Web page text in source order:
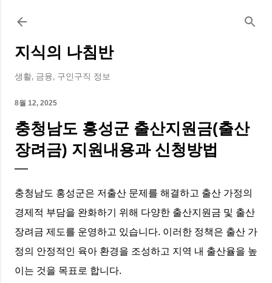
지식의 나침반
생활, 금융, 구인구직 정보
8월 12, 2025
충청남도 홍성군 출산지원금(출산
장려금) 지원내용과 신청방법
충청남도 홍성군은 저출산 문제를 해결하고 출산 가정의
경제적 부담을 완화하기 위해 다양한 출산지원금 및 출산
장려금 제도를 운영하고 있습니다. 이러한 정책은 출산 가
정의 안정적인 육아 환경을 조성하고 지역 내 출산율을 높
이는 것을 목표로 합니다.